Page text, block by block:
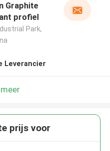
Graphite
profiel
Park,
Leverancier
prijs voor